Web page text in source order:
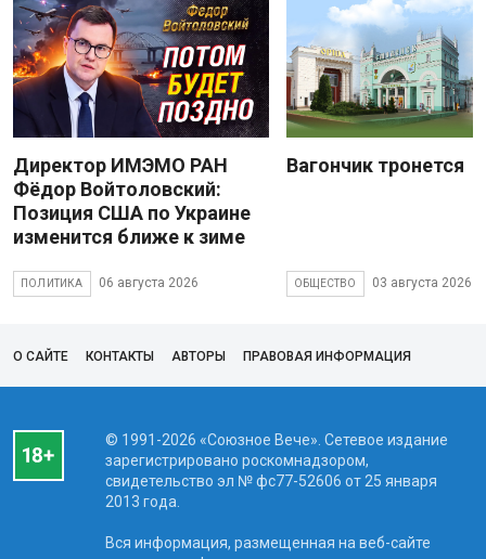
Директор ИМЭМО РАН
Фёдор Войтоловский:
Позиция США по Украине
изменится ближе к зиме
ПОЛИТИКА 06 августа 2026
Вагончик тронется
ОБЩЕСТВО 03 августа 2026
О САЙТЕ КОНТАКТЫ АВТОРЫ ПРАВОВАЯ ИНФОРМАЦИЯ
© 1991-2026 «Союзное Вече». Сетевое издание
зарегистрировано роскомнадзором,
свидетельство эл № фc77-52606 от 25 января
2013 года.
Вся информация, размещенная на веб-сайте